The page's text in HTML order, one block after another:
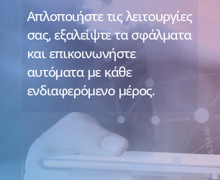
Απλοποιήστε τις λειτουργίες
σας, εξαλείψτε τα σφάλματα
και επικοινωνήστε
αυτόματα με κάθε
ενδιαφερόμενο μέρος.